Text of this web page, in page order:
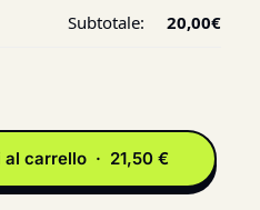
Subtotale: 20,00€
al carrello · 21,50 €